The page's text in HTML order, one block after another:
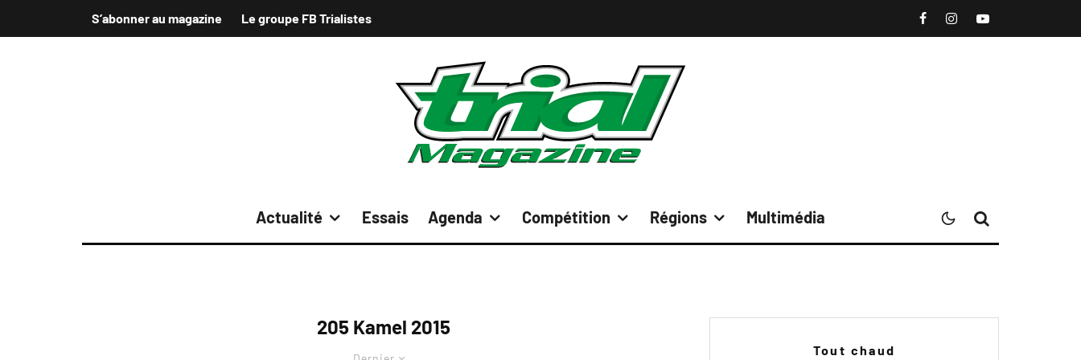
S’abonner au magazine Le groupe FB Trialistes
Actualité Essais Agenda Compétition Régions Multimédia
205 Kamel 2015
Tout chaud